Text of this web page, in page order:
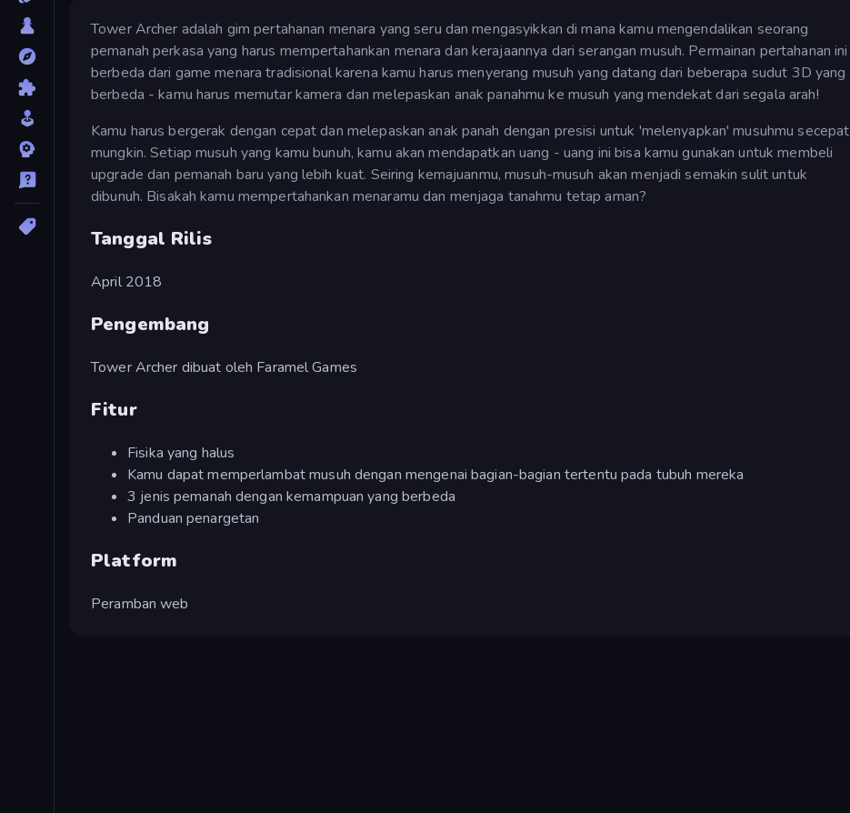
Tower Archer adalah gim pertahanan menara yang seru dan mengasyikkan di mana kamu mengendalikan seorang
pemanah perkasa yang harus mempertahankan menara dan kerajaannya dari serangan musuh. Permainan pertahanan ini
berbeda dari game menara tradisional karena kamu harus menyerang musuh yang datang dari beberapa sudut 3D yang
berbeda - kamu harus memutar kamera dan melepaskan anak panahmu ke musuh yang mendekat dari segala arah!
Kamu harus bergerak dengan cepat dan melepaskan anak panah dengan presisi untuk 'melenyapkan' musuhmu secepat
mungkin. Setiap musuh yang kamu bunuh, kamu akan mendapatkan uang - uang ini bisa kamu gunakan untuk membeli
upgrade dan pemanah baru yang lebih kuat. Seiring kemajuanmu, musuh-musuh akan menjadi semakin sulit untuk
dibunuh. Bisakah kamu mempertahankan menaramu dan menjaga tanahmu tetap aman?
Tanggal Rilis
April 2018
Pengembang
Tower Archer dibuat oleh Faramel Games
Fitur
Fisika yang halus
Kamu dapat memperlambat musuh dengan mengenai bagian-bagian tertentu pada tubuh mereka
3 jenis pemanah dengan kemampuan yang berbeda
Panduan penargetan
Platform
Peramban web